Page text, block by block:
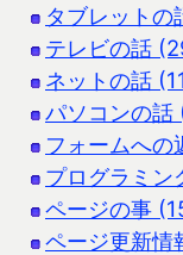
タブレットの
テレビの話
ネットの話
パソコンの話
フォームへの
プログラミン
ページの事
ページ更新情